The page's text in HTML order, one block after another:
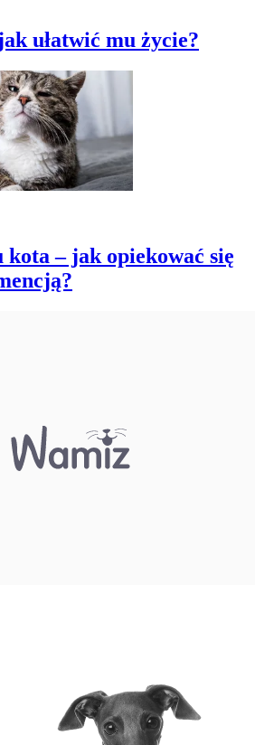
ułatwić mu życie?
kota – jak opiekować się